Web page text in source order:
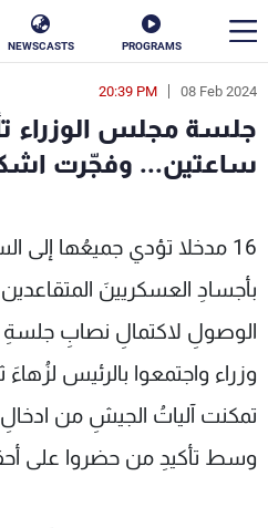
PROGRAMS
NEWSCASTS
08 Feb 2024
20:39 PM
جلسة مجلس الوزراء
ساعتين... وفجّرت
16 مدخلا تؤدي جميعُها إلى
الوصولِ لاكتمالِ نصابِ
تمكنت آلياتُ الجيشِ من ادخالِ
وسط تأكيدِ من حضروا على
en
الأخبار
إقتصاد
منوعات
البرامج